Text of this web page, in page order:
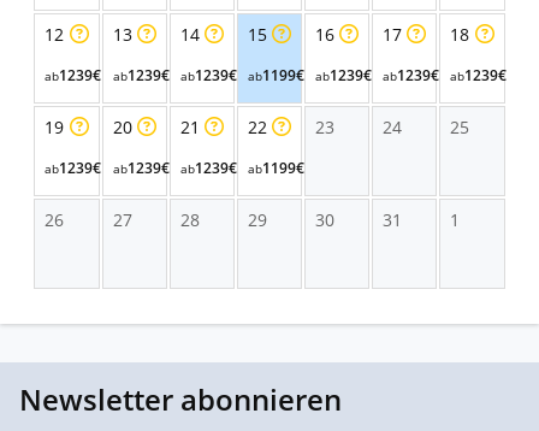
12
ab1239€
13
ab1239€
14
ab1239€
15
ab1199€
16
ab1239€
17
ab1239€
18
ab1239€
19
ab1239€
20
ab1239€
21
ab1239€
22
ab1199€
23 24 25
26 27 28 29 30 31 1
Newsletter abonnieren